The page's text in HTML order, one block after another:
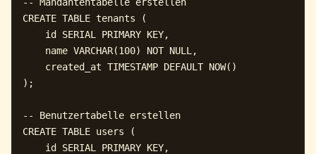
CREATE TABLE tenants (
    id SERIAL PRIMARY KEY,
    name VARCHAR(100) NOT NULL,
    created_at TIMESTAMP DEFAULT NOW()
);
-- Benutzertabelle erstellen
CREATE TABLE users (
    id SERIAL PRIMARY KEY,